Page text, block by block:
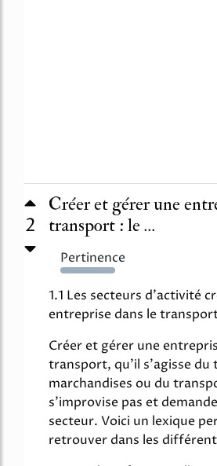
2
Créer et gérer une
transport : le ...
Pertinence
2472%
1.1 Les secteurs d'activité
entreprise dans le
Créer et gérer une
transport, qu'il s'agisse du
marchandises ou du
s'improvise pas et
secteur. Voici un lexique
retrouver dans les